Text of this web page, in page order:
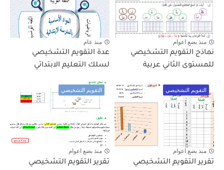
منذ بضع اعوام
نماذج التقويم التشخيصي
للمستوى الثاني عربية
منذ عام
عدة التقويم التشخيصي
لسلك التعليم الابتدائي
التقويم التشخيصي
منذ بضع اعوام
تقرير التقويم التشخيصي
التقويم التشخيصي
منذ بضع اعوام
تقرير التقويم التشخيصي